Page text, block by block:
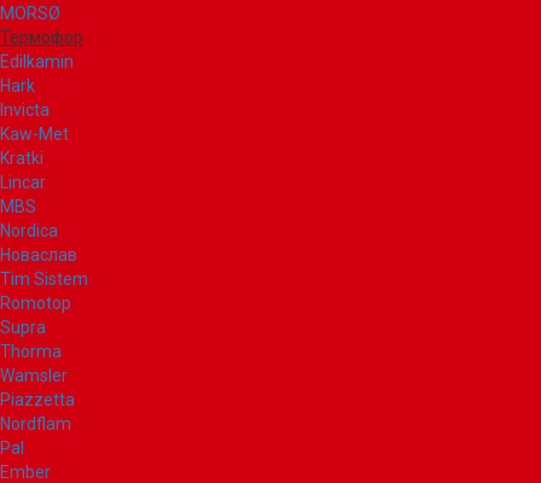
MORSØ
Термофор
Edilkamin
Hark
Invicta
Kaw-Met
Kratki
Lincar
MBS
Nordica
Новаслав
Tim Sistem
Romotop
Supra
Thorma
Wamsler
Piazzetta
Nordflam
Pal
Ember